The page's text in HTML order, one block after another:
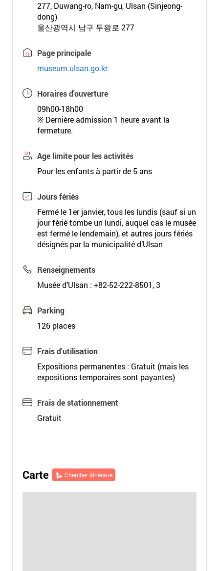
277, Duwang-ro, Nam-gu, Ulsan (Sinjeong-
dong)
울산광역시 남구 두왕로 277
Page principale
museum.ulsan.go.kr
Horaires d'ouverture
09h00-18h00
※ Dernière admission 1 heure avant la
fermeture.
Age limite pour les activités
Pour les enfants à partir de 5 ans
Jours fériés
Fermé le 1er janvier, tous les lundis (sauf si un
jour férié tombe un lundi, auquel cas le musée
est fermé le lendemain), et autres jours fériés
désignés par la municipalité d’Ulsan
Renseignements
Musée d’Ulsan : +82-52-222-8501, 3
Parking
126 places
Frais d'utilisation
Expositions permanentes : Gratuit (mais les
expositions temporaires sont payantes)
Frais de stationnement
Gratuit
Carte Chercher itinéraire